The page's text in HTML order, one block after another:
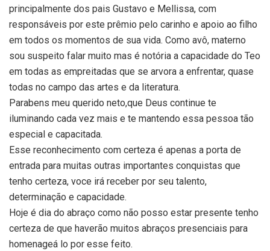
principalmente dos pais Gustavo e Mellissa, com
responsáveis por este prêmio pelo carinho e apoio ao filho
em todos os momentos de sua vida. Como avô, materno
sou suspeito falar muito mas é notória a capacidade do Teo
em todas as empreitadas que se arvora a enfrentar, quase
todas no campo das artes e da literatura.
Parabens meu querido neto,que Deus continue te
iluminando cada vez mais e te mantendo essa pessoa tão
especial e capacitada.
Esse reconhecimento com certeza é apenas a porta de
entrada para muitas outras importantes conquistas que
tenho certeza, voce irá receber por seu talento,
determinação e capacidade.
Hoje é dia do abraço como não posso estar presente tenho
certeza de que haverão muitos abraços presenciais para
homenageá lo por esse feito.